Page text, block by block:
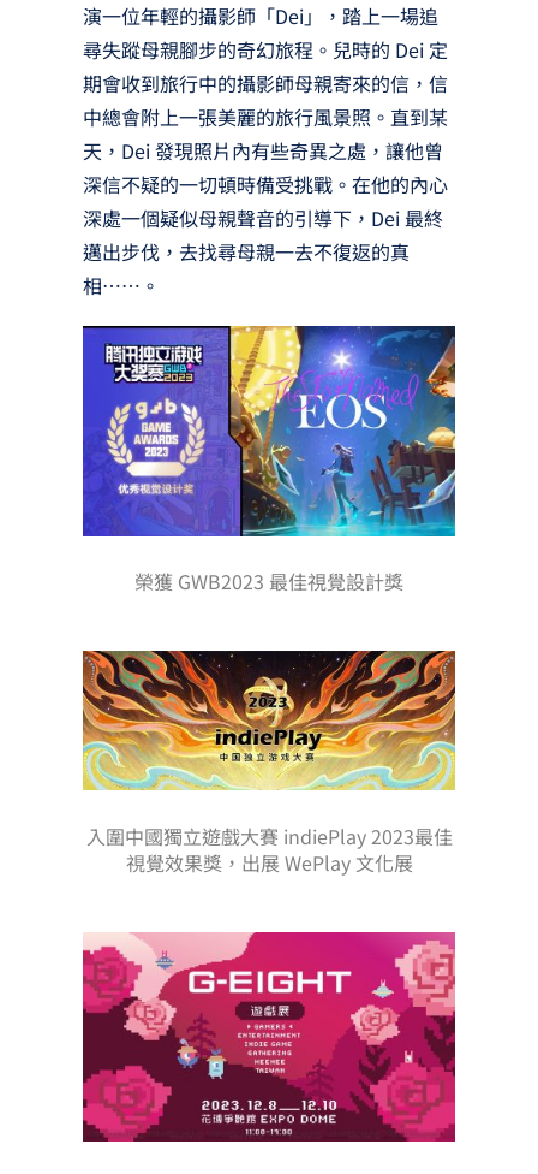
演一位年輕的攝影師「Dei」，踏上一場追
尋失蹤母親腳步的奇幻旅程。兒時的 Dei 定
期會收到旅行中的攝影師母親寄來的信，信
中總會附上一張美麗的旅行風景照。直到某
天，Dei 發現照片內有些奇異之處，讓他曾
深信不疑的一切頓時備受挑戰。在他的內心
深處一個疑似母親聲音的引導下，Dei 最終
邁出步伐，去找尋母親一去不復返的真
相⋯⋯。
榮獲 GWB2023 最佳視覺設計獎
入圍中國獨立遊戲大賽 indiePlay 2023最佳
視覺效果獎，出展 WePlay 文化展